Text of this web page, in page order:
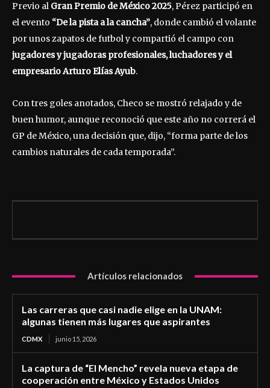
Previo al Gran Premio de México 2025, Pérez participó en
el evento “De la pista a la cancha”, donde cambió el volante
por unos zapatos de futbol y compartió el campo con
jugadores y jugadoras profesionales, luchadores y el
empresario Arturo Elías Ayub.
Con tres goles anotados, Checo se mostró relajado y de
buen humor, aunque reconoció que este año no correrá el
GP de México, una decisión que, dijo, “forma parte de los
cambios naturales de cada temporada”.
Artículos relacionados
Las carreras que casi nadie elige en la UNAM:
algunas tienen más lugares que aspirantes
CDMX junio 15, 2026
La captura de “El Mencho” revela nueva etapa de
cooperación entre México y Estados Unidos